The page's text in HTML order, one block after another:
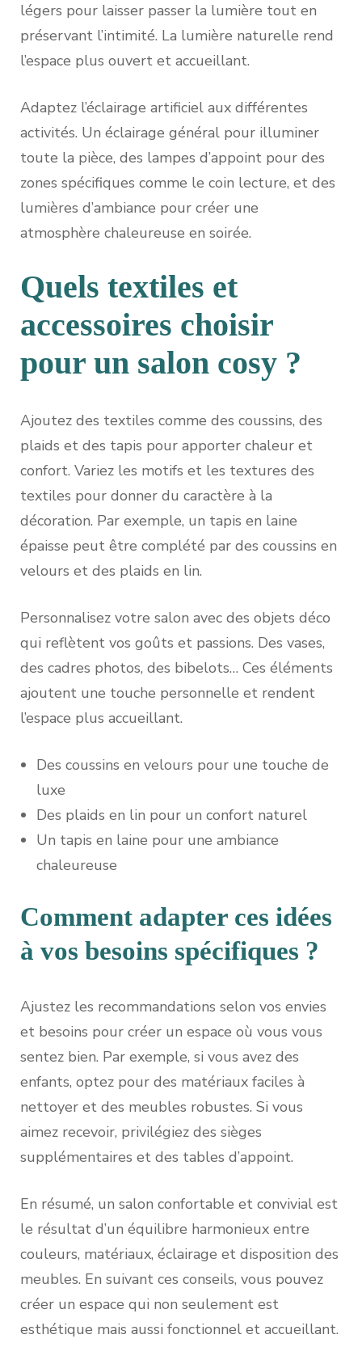
légers pour laisser passer la lumière tout en
préservant l’intimité. La lumière naturelle rend
l’espace plus ouvert et accueillant.
Adaptez l’éclairage artificiel aux différentes
activités. Un éclairage général pour illuminer
toute la pièce, des lampes d’appoint pour des
zones spécifiques comme le coin lecture, et des
lumières d’ambiance pour créer une
atmosphère chaleureuse en soirée.
Quels textiles et
accessoires choisir
pour un salon cosy ?
Ajoutez des textiles comme des coussins, des
plaids et des tapis pour apporter chaleur et
confort. Variez les motifs et les textures des
textiles pour donner du caractère à la
décoration. Par exemple, un tapis en laine
épaisse peut être complété par des coussins en
velours et des plaids en lin.
Personnalisez votre salon avec des objets déco
qui reflètent vos goûts et passions. Des vases,
des cadres photos, des bibelots… Ces éléments
ajoutent une touche personnelle et rendent
l’espace plus accueillant.
Des coussins en velours pour une touche de
luxe
Des plaids en lin pour un confort naturel
Un tapis en laine pour une ambiance
chaleureuse
Comment adapter ces idées
à vos besoins spécifiques ?
Ajustez les recommandations selon vos envies
et besoins pour créer un espace où vous vous
sentez bien. Par exemple, si vous avez des
enfants, optez pour des matériaux faciles à
nettoyer et des meubles robustes. Si vous
aimez recevoir, privilégiez des sièges
supplémentaires et des tables d’appoint.
En résumé, un salon confortable et convivial est
le résultat d’un équilibre harmonieux entre
couleurs, matériaux, éclairage et disposition des
meubles. En suivant ces conseils, vous pouvez
créer un espace qui non seulement est
esthétique mais aussi fonctionnel et accueillant.